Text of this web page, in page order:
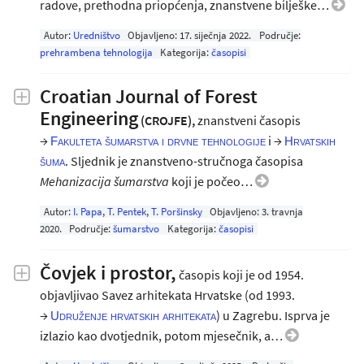
radove, prethodna priopćenja, znanstvene bilješke…
Autor: Uredništvo Objavljeno: 17. siječnja 2022.
Područje:
prehrambena tehnologija
Kategorija:časopisi
Croatian Journal of Forest
Engineering (CROJFE),znanstveni časopis
→ Fakulteta šumarstva i drvne tehnologije i → Hrvatskih
šuma. Sljednik je znanstveno-stručnoga časopisa
Mehanizacija šumarstva koji je počeo…
Autor: I. Papa, T. Pentek, T. Poršinsky Objavljeno:3. travnja
2020. Područje:šumarstvo Kategorija: časopisi
Čovjek i prostor, časopis koji je od 1954.
objavljivao Savez arhitekata Hrvatske (od 1993.
→ Udruženje hrvatskih arhitekata) u Zagrebu. Isprva je
izlazio kao dvotjednik, potom mjesečnik, a…